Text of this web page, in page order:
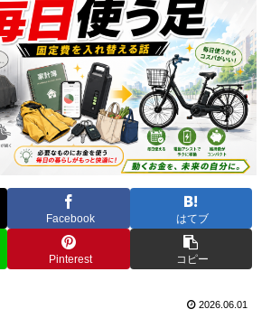
Facebook はてブ
Pinterest コピー
2026.06.01